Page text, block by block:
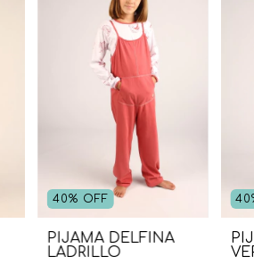
40% OFF
PIJAMA DELFINA
LADRILLO
40